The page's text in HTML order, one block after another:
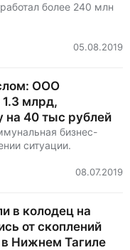
более 240 млн
05.08.2019
ООО
млрд,
на 40 тыс рублей
бизнес-
ситуации.
08.07.2019
в колодец на
от скоплений
в Нижнем Тагиле